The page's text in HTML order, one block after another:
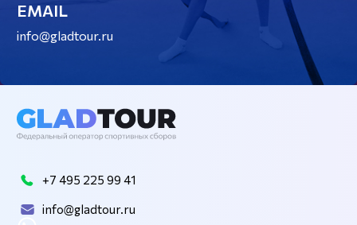
EMAIL
info@gladtour.ru
+7 495 225 99 41
info@gladtour.ru